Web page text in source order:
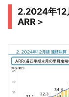
2.2024年12
ARR＞